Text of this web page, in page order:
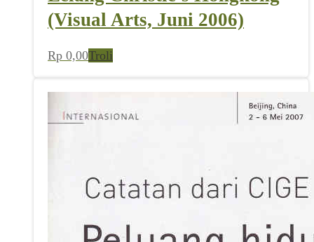
(Visual Arts, Juni 2006)
Rp 0,00Troli